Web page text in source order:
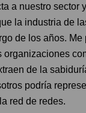
a nuestro
la industria de
de los años.
organizaciones
de la
podría
red de redes.